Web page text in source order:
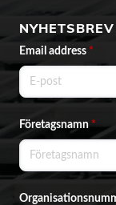
Email address *
Företagsnamn*